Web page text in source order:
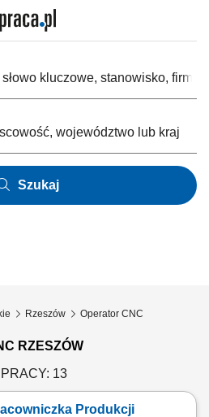
Szukaj
Rzeszów Operator CNC
RZESZÓW
13
Produkcji